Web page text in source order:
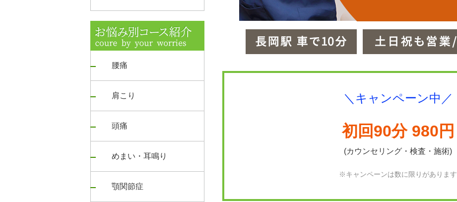
腰痛
肩こり
頭痛
めまい・耳鳴り
顎関節症
＼キャンペーン中／
初回90分 980円
(カウンセリング・検査・施術)
※キャンペーンは数に限りがあります